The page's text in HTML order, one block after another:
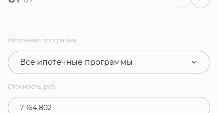
Ипотечная программа
Все ипотечные программы
Стоимость, руб.